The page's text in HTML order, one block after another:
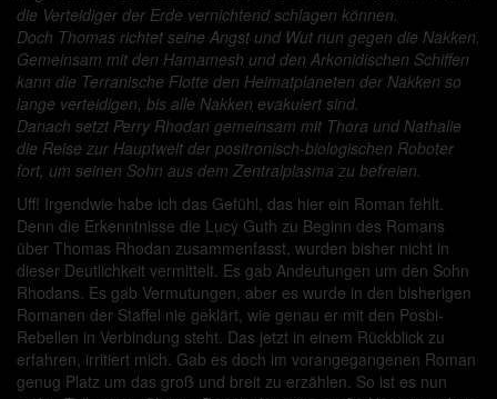
die Verteidiger der Erde vernichtend schlagen können.
Doch Thomas richtet seine Angst und Wut nun gegen die Nakken.
Gemeinsam mit den Hamamesh und den Arkonidischen Schiffen
kann die Terranische Flotte den Heimatplaneten der Nakken so
lange verteidigen, bis alle Nakken evakuiert sind.
Danach setzt Perry Rhodan gemeinsam mit Thora und Nathalie
die Reise zur Hauptwelt der positronisch-biologischen Roboter
fort, um seinen Sohn aus dem Zentralplasma zu befreien.
Uff! Irgendwie habe ich das Gefühl, das hier ein Roman fehlt.
Denn die Erkenntnisse die Lucy Guth zu Beginn des Romans
über Thomas Rhodan zusammenfasst, wurden bisher nicht in
dieser Deutlichkeit vermittelt. Es gab Andeutungen um den Sohn
Rhodans. Es gab Vermutungen, aber es wurde in den bisherigen
Romanen der Staffel nie geklärt, wie genau er mit den Posbi-
Rebellen in Verbindung steht. Das jetzt in einem Rückblick zu
erfahren, irritiert mich. Gab es doch im vorangegangenen Roman
genug Platz um das groß und breit zu erzählen. So ist es nun